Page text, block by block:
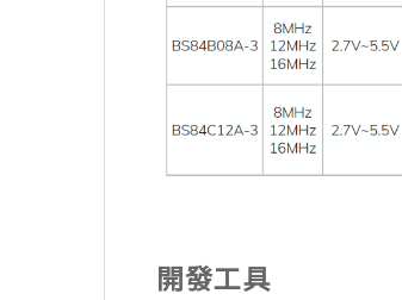
開發工具